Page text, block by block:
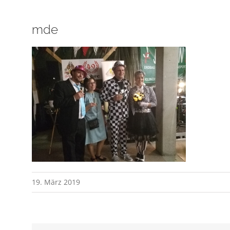
mde
19. März 2019